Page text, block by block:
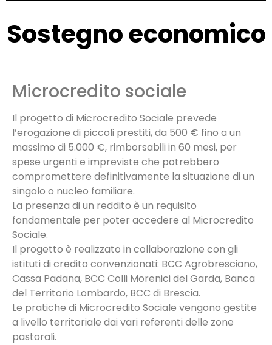
Sostegno economico
Microcredito sociale
Il progetto di Microcredito Sociale prevede
l’erogazione di piccoli prestiti, da 500 € fino a un
massimo di 5.000 €, rimborsabili in 60 mesi, per
spese urgenti e impreviste che potrebbero
compromettere definitivamente la situazione di un
singolo o nucleo familiare.
La presenza di un reddito è un requisito
fondamentale per poter accedere al Microcredito
Sociale.
Il progetto è realizzato in collaborazione con gli
istituti di credito convenzionati: BCC Agrobresciano,
Cassa Padana, BCC Colli Morenici del Garda, Banca
del Territorio Lombardo, BCC di Brescia.
Le pratiche di Microcredito Sociale vengono gestite
a livello territoriale dai vari referenti delle zone
pastorali.